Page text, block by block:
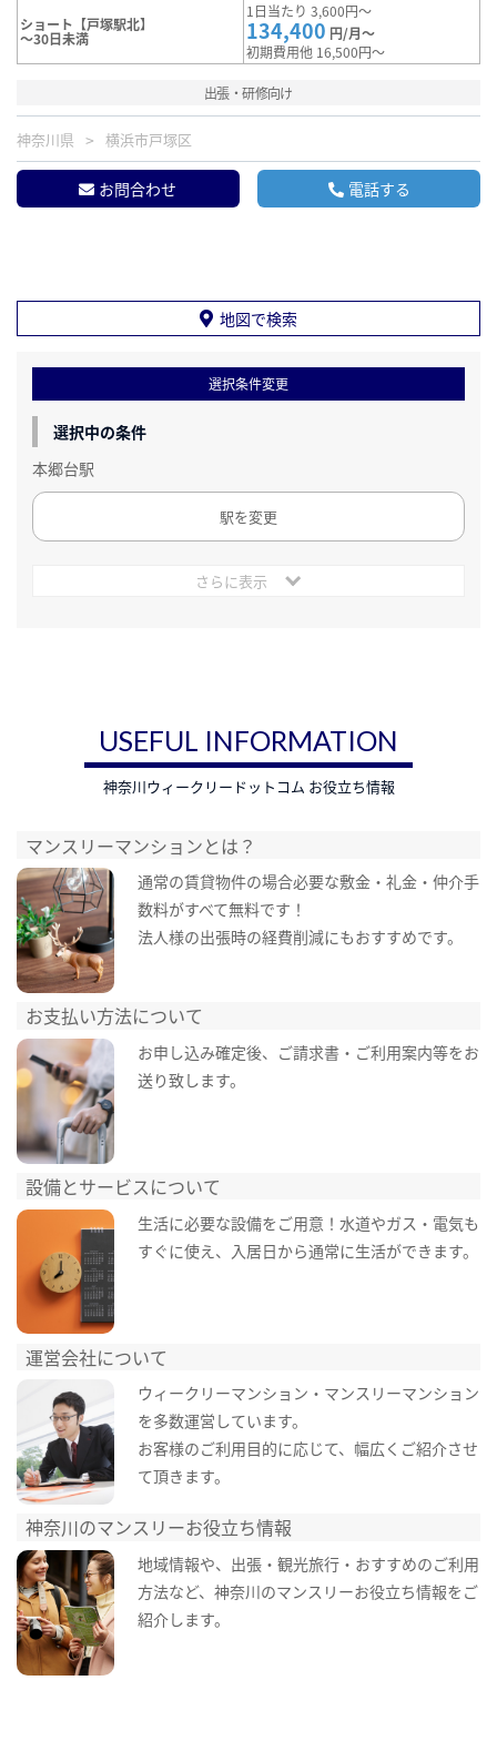
ショート【戸塚駅北】
～30日未満
1日当たり 3,600円～
134,400 円/月～
初期費用他 16,500円～
出張・研修向け
神奈川県 横浜市戸塚区
お問合わせ 電話する
地図で検索
選択条件変更
選択中の条件
本郷台駅
駅を変更
さらに表示
USEFUL INFORMATION
神奈川ウィークリードットコム お役立ち情報
マンスリーマンションとは？
通常の賃貸物件の場合必要な敷金・礼金・仲介手
数料がすべて無料です！
法人様の出張時の経費削減にもおすすめです。
お支払い方法について
お申し込み確定後、ご請求書・ご利用案内等をお
送り致します。
設備とサービスについて
生活に必要な設備をご用意！水道やガス・電気も
すぐに使え、入居日から通常に生活ができます。
運営会社について
ウィークリーマンション・マンスリーマンション
を多数運営しています。
お客様のご利用目的に応じて、幅広くご紹介させ
て頂きます。
神奈川のマンスリーお役立ち情報
地域情報や、出張・観光旅行・おすすめのご利用
方法など、神奈川のマンスリーお役立ち情報をご
紹介します。